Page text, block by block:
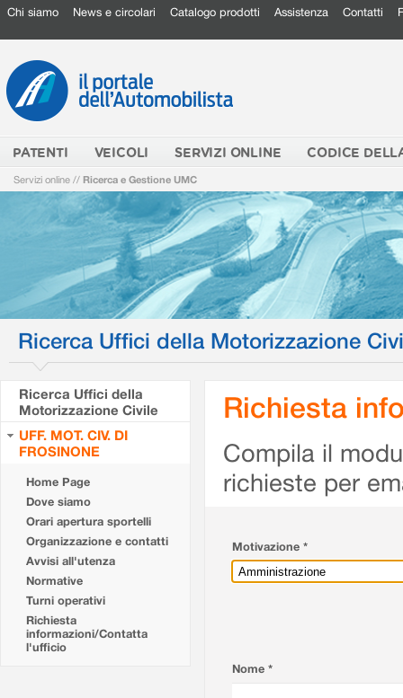
Chi siamo News e circolari Catalogo prodotti Assistenza Contatti
PATENTI VEICOLI SERVIZI ONLINE CODICE
Servizi online // Ricerca e Gestione UMC
Ricerca Uffici della Motorizzazione
Ricerca Uffici della
Motorizzazione Civile
UFF. MOT. CIV. DI
FROSINONE
Home Page
Dove siamo
Orari apertura sportelli
Organizzazione e contatti
Avvisi all'utenza
Normative
Turni operativi
Richiesta
informazioni/Contatta
l'ufficio
Richiesta
Compila il
richieste per
Motivazione *
Nome *